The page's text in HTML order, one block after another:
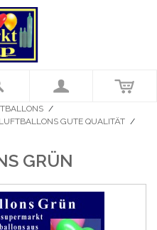
/
GUTE QUALITÄT /
GRÜN